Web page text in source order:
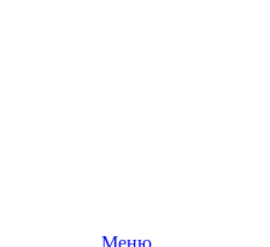
Меню